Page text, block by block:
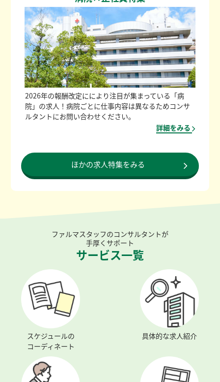
2026年の報酬改定ににより注目が集まっている「病
院」の求人！病院ごとに仕事内容は異なるためコンサ
ルタントにお問い合わせください。
詳細をみる
ほかの求人特集をみる
ファルマスタッフのコンサルタントが
手厚くサポート
サービス一覧
スケジュールの
コーディネート
具体的な求人紹介